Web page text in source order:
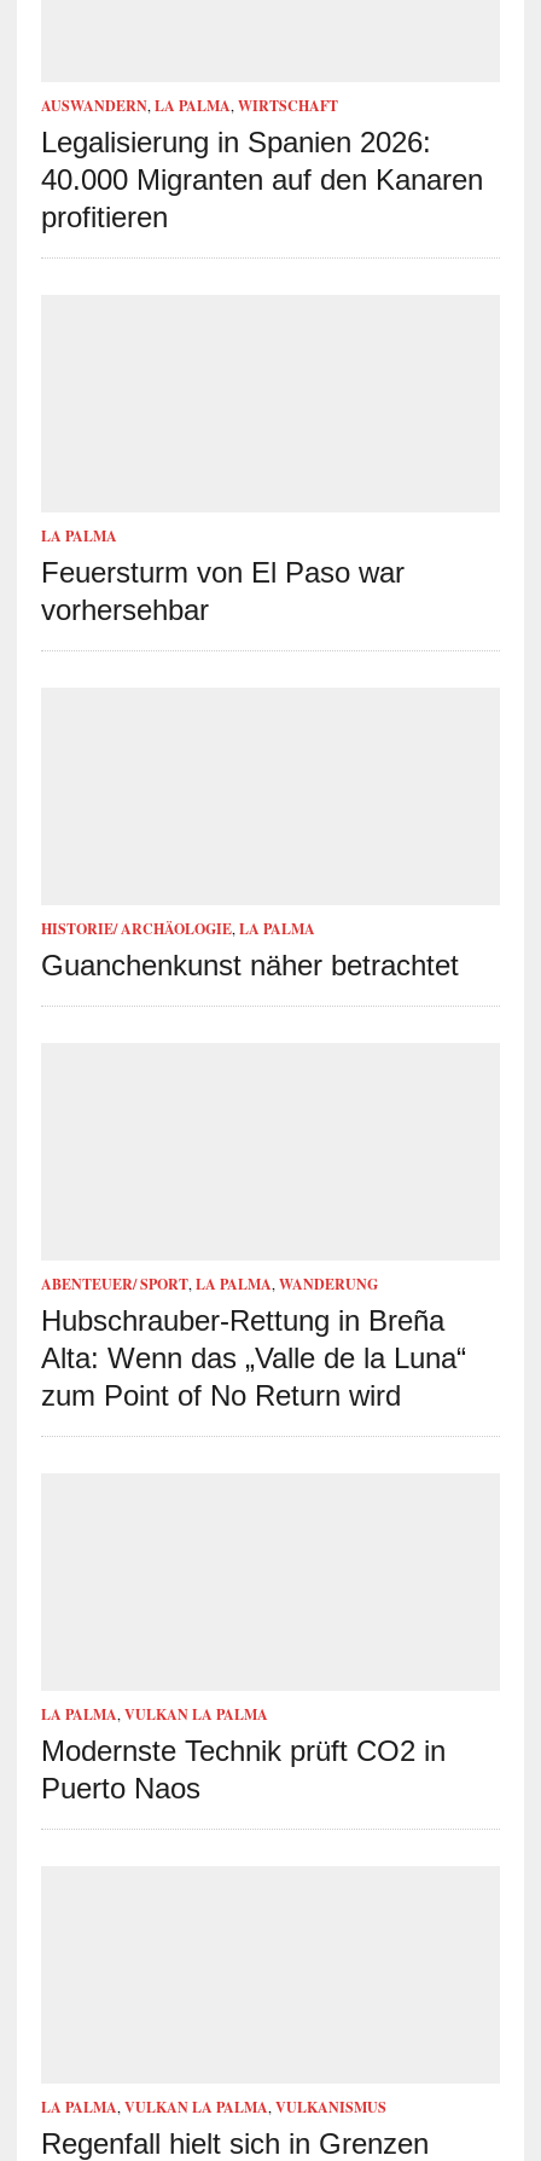
AUSWANDERN, LA PALMA, WIRTSCHAFT
Legalisierung in Spanien 2026:
40.000 Migranten auf den Kanaren
profitieren
LA PALMA
Feuersturm von El Paso war
vorhersehbar
HISTORIE/ ARCHÄOLOGIE, LA PALMA
Guanchenkunst näher betrachtet
ABENTEUER/ SPORT, LA PALMA, WANDERUNG
Hubschrauber-Rettung in Breña
Alta: Wenn das „Valle de la Luna“
zum Point of No Return wird
LA PALMA, VULKAN LA PALMA
Modernste Technik prüft CO2 in
Puerto Naos
LA PALMA, VULKAN LA PALMA, VULKANISMUS
Regenfall hielt sich in Grenzen